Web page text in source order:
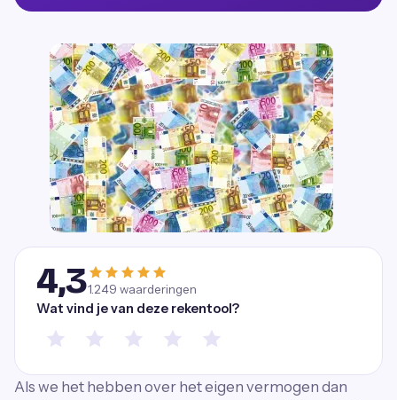
4,31.249 waarderingen
Wat vind je van deze rekentool?
Als we het hebben over het eigen vermogen dan